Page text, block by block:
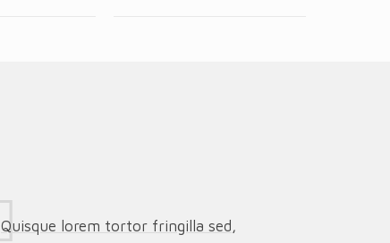
Quisque lorem tortor fringilla sed,